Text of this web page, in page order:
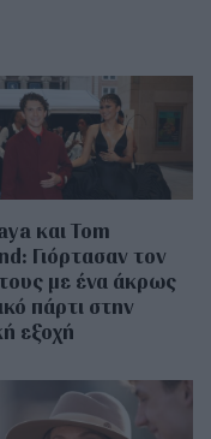
και Tom
Γιόρτασαν τον
με ένα άκρως
πάρτι στην
εξοχή